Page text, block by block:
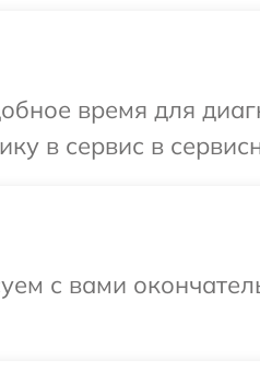
время для
в сервис в
с вами